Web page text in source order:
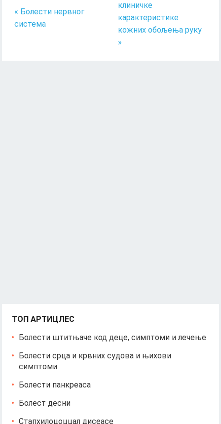
« Болести нервног
система
клиничке
карактеристике
кожних обољења руку
»
ТОП АРТИЦЛЕС
Болести штитњаче код деце, симптоми и лечење
Болести срца и крвних судова и њихови
симптоми
Болести панкреаса
Болест десни
Стапхилоцоццал дисеасе